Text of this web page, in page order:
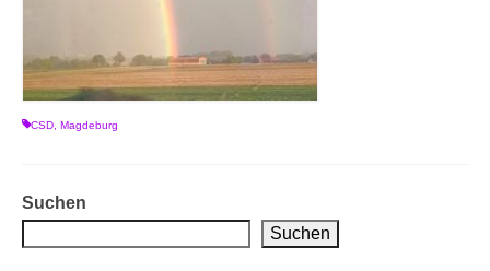
CSD Magdeburg
Suchen
Suchen